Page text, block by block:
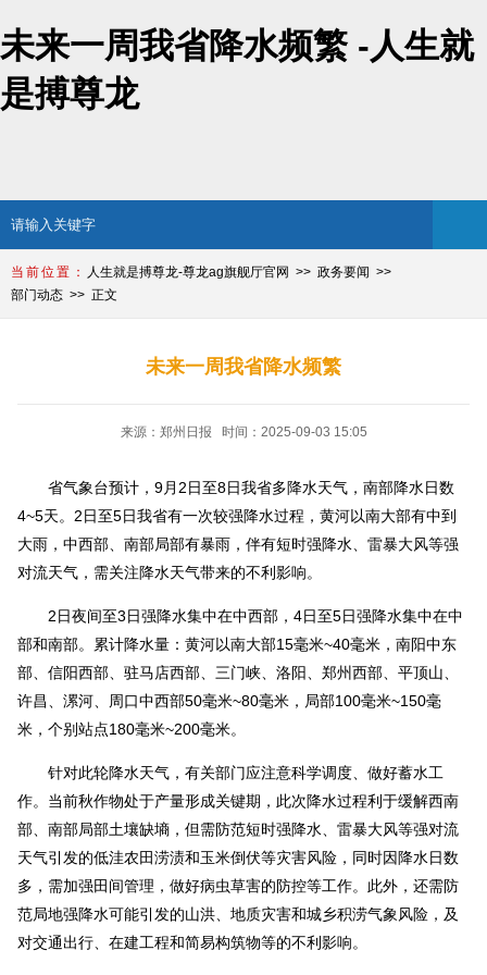
未来一周我省降水频繁 -人生就
是搏尊龙
人生就是搏尊龙-尊龙ag旗舰厅官网
政务要闻
部门动态
正文
未来一周我省降水频繁
来源：郑州日报 时间：2025-09-03 15:05
省气象台预计，9月2日至8日我省多降水天气，南部降水日数
4~5天。2日至5日我省有一次较强降水过程，黄河以南大部有中到
大雨，中西部、南部局部有暴雨，伴有短时强降水、雷暴大风等强
对流天气，需关注降水天气带来的不利影响。
2日夜间至3日强降水集中在中西部，4日至5日强降水集中在中
部和南部。累计降水量：黄河以南大部15毫米~40毫米，南阳中东
部、信阳西部、驻马店西部、三门峡、洛阳、郑州西部、平顶山、
许昌、漯河、周口中西部50毫米~80毫米，局部100毫米~150毫
米，个别站点180毫米~200毫米。
针对此轮降水天气，有关部门应注意科学调度、做好蓄水工
作。当前秋作物处于产量形成关键期，此次降水过程利于缓解西南
部、南部局部土壤缺墒，但需防范短时强降水、雷暴大风等强对流
天气引发的低洼农田涝渍和玉米倒伏等灾害风险，同时因降水日数
多，需加强田间管理，做好病虫草害的防控等工作。此外，还需防
范局地强降水可能引发的山洪、地质灾害和城乡积涝气象风险，及
对交通出行、在建工程和简易构筑物等的不利影响。